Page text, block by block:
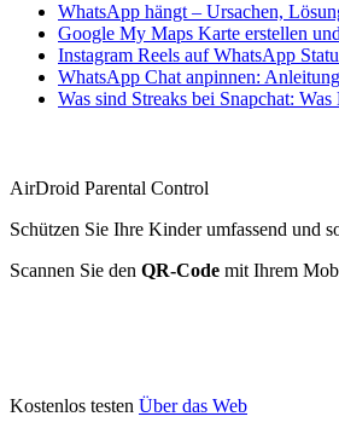
WhatsApp hängt – Ursachen,
Google My Maps Karte erstellen
Instagram Reels auf WhatsApp
WhatsApp Chat anpinnen:
Was sind Streaks bei Snapchat:
AirDroid Parental Control
Schützen Sie Ihre Kinder umfassend und
Scannen Sie den QR-Code mit Ihrem
Kostenlos testen Über das Web